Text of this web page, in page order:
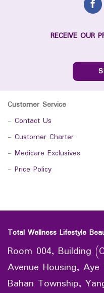
RECEIVE OUR
Customer Service
- Contact Us
- Customer Charter
- Medicare Exclusives
- Price Policy
Total Wellness Lifestyle
Room 004, Building
Avenue Housing,
Bahan Township,